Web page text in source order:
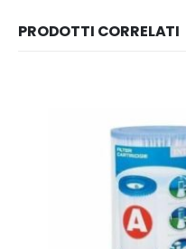
PRODOTTI CORRELATI